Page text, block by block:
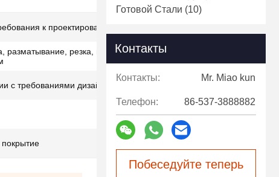
к проектированию)
разматывание, резка, штамповка, окраска
с требованиями дизайна
Готовой Стали (10)
Контакты
Контакты: Mr. Miao kun
Телефон: 86-537-3888882
Побеседуйте теперь